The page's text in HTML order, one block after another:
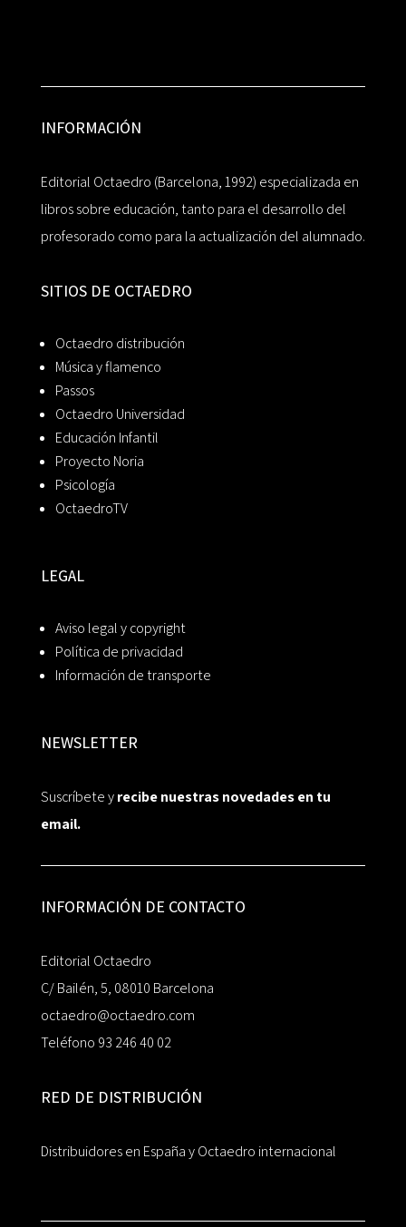
INFORMACIÓN
Editorial Octaedro (Barcelona, 1992) especializada en
libros sobre educación, tanto para el desarrollo del
profesorado como para la actualización del alumnado.
SITIOS DE OCTAEDRO
Octaedro distribución
Música y flamenco
Passos
Octaedro Universidad
Educación Infantil
Proyecto Noria
Psicología
OctaedroTV
LEGAL
Aviso legal y copyright
Política de privacidad
Información de transporte
NEWSLETTER
Suscríbete yrecibe nuestras novedades en tu
email.
INFORMACIÓN DE CONTACTO
Editorial Octaedro
C/ Bailén, 5, 08010 Barcelona
octaedro@octaedro.com
Teléfono 93 246 40 02
RED DE DISTRIBUCIÓN
Distribuidores en España y Octaedro internacional